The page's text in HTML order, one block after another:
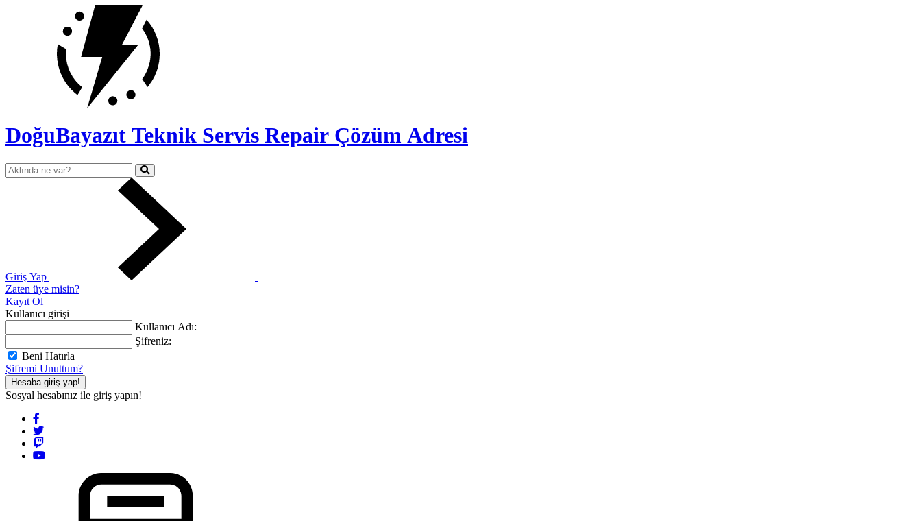
DoğuBayazıt Teknik Servis Repair Çözüm Adresi
Giriş Yap
Zaten üye misin?
Kayıt Ol
Kullanıcı girişi
Kullanıcı Adı:
Şifreniz:
Beni Hatırla
Şifremi Unuttum?
Hesaba giriş yap!
Sosyal hesabınız ile giriş yapın!